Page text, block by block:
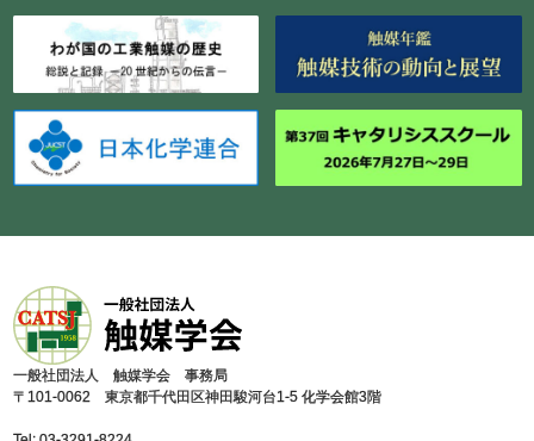
⼀般社団法⼈ 触媒学会 事務局
〒101-0062 東京都千代⽥区神⽥駿河台1-5 化学会館3階